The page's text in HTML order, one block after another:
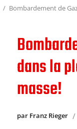
Bombardement de
dans la
masse!
par Franz Rieger